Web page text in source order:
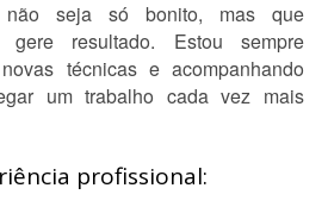
seja só bonito, mas que
resultado. Estou sempre
técnicas e acompanhando
um trabalho cada vez mais
profissional: